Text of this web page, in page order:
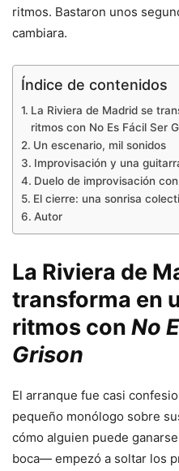
ritmos. Bastaron unos
cambiara.
Índice de contenidos
La Riviera de Madrid se
ritmos con No Es Fácil Ser
Un escenario, mil sonidos
Improvisación y una
Duelo de improvisación
El cierre: una sonrisa
Autor
La Riviera de
transforma en
ritmos con No
Grison
El arranque fue casi
pequeño monólogo sobre
cómo alguien puede
boca— empezó a soltar los